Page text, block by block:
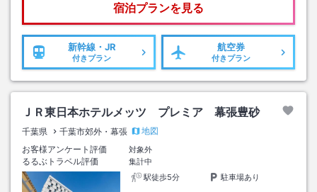
宿泊プランを見る
新幹線・JR
付きプラン
航空券
付きプラン
ＪＲ東日本ホテルメッツ プレミア 幕張豊砂
千葉県 千葉市郊外・幕張
地図
お客様アンケート評価
対象外
るるぶトラベル評価
集計中
駅徒歩5分
駐車場あり